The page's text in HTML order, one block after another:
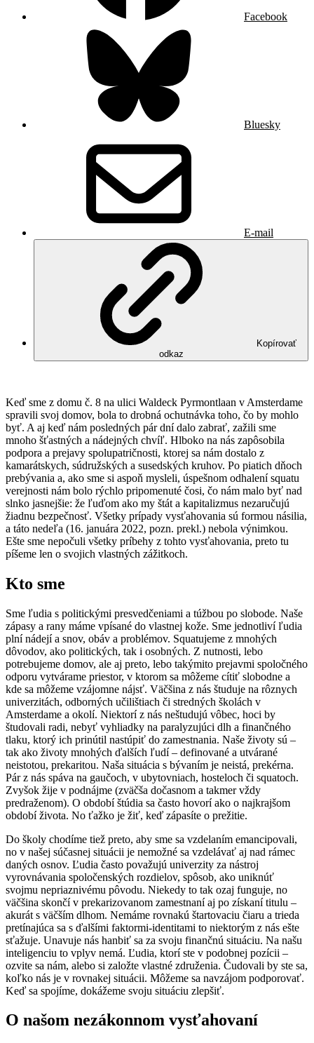
Facebook
Bluesky
E-mail
Kopírovať
odkaz
Keď sme z domu č. 8 na ulici Waldeck Pyrmontlaan v Amsterdame
spravili svoj domov, bola to drobná ochutnávka toho, čo by mohlo
byť. A aj keď nám posledných pár dní dalo zabrať, zažili sme
mnoho šťastných a nádejných chvíľ. Hlboko na nás zapôsobila
podpora a prejavy spolupatričnosti, ktorej sa nám dostalo z
kamarátskych, súdružských a susedských kruhov. Po piatich dňoch
prebývania a, ako sme si aspoň mysleli, úspešnom odhalení squatu
verejnosti nám bolo rýchlo pripomenuté čosi, čo nám malo byť nad
slnko jasnejšie: že ľuďom ako my štát a kapitalizmus nezaručujú
žiadnu bezpečnosť. Všetky prípady vysťahovania sú formou násilia,
a táto nedeľa (16. januára 2022, pozn. prekl.) nebola výnimkou.
Ešte sme nepočuli všetky príbehy z tohto vysťahovania, preto tu
píšeme len o svojich vlastných zážitkoch.
Kto sme
Sme ľudia s politickými presvedčeniami a túžbou po slobode. Naše
zápasy a rany máme vpísané do vlastnej kože. Sme jednotliví ľudia
plní nádejí a snov, obáv a problémov. Squatujeme z mnohých
dôvodov, ako politických, tak i osobných. Z nutnosti, lebo
potrebujeme domov, ale aj preto, lebo takýmito prejavmi spoločného
odporu vytvárame priestor, v ktorom sa môžeme cítiť slobodne a
kde sa môžeme vzájomne nájsť. Väčšina z nás študuje na rôznych
univerzitách, odborných učilištiach či stredných školách v
Amsterdame a okolí. Niektorí z nás neštudujú vôbec, hoci by
študovali radi, nebyť vyhliadky na paralyzujúci dlh a finančného
tlaku, ktorý ich prinútil nastúpiť do zamestnania. Naše životy sú –
tak ako životy mnohých ďalších ľudí – definované a utvárané
neistotou, prekaritou. Naša situácia s bývaním je neistá, prekérna.
Pár z nás spáva na gaučoch, v ubytovniach, hosteloch či squatoch.
Zvyšok žije v podnájme (zväčša dočasnom a takmer vždy
predraženom). O období štúdia sa často hovorí ako o najkrajšom
období života. No ťažko je žiť, keď zápasíte o prežitie.
Do školy chodíme tiež preto, aby sme sa vzdelaním emancipovali,
no v našej súčasnej situácii je nemožné sa vzdelávať aj nad rámec
daných osnov. Ľudia často považujú univerzity za nástroj
vyrovnávania spoločenských rozdielov, spôsob, ako uniknúť
svojmu nepriaznivému pôvodu. Niekedy to tak ozaj funguje, no
väčšina skončí v prekarizovanom zamestnaní aj po získaní titulu –
akurát s väčším dlhom. Nemáme rovnakú štartovaciu čiaru a trieda
pretínajúca sa s ďalšími faktormi-identitami to niektorým z nás ešte
sťažuje. Unavuje nás hanbiť sa za svoju finančnú situáciu. Na našu
inteligenciu to vplyv nemá. Ľudia, ktorí ste v podobnej pozícii –
ozvite sa nám, alebo si založte vlastné združenia. Čudovali by ste sa,
koľko nás je v rovnakej situácii. Môžeme sa navzájom podporovať.
Keď sa spojíme, dokážeme svoju situáciu zlepšiť.
O našom nezákonnom vysťahovaní